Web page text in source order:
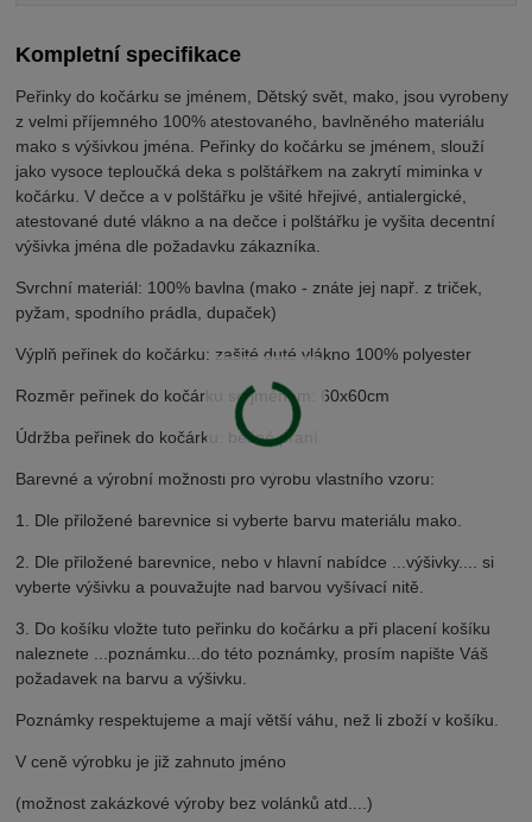
Kompletní specifikace
Peřinky do kočárku se jménem, Dětský svět, mako, jsou vyrobeny
z velmi příjemného 100% atestovaného, bavlněného materiálu
mako s výšivkou jména. Peřinky do kočárku se jménem, slouží
jako vysoce teploučká deka s polštářkem na zakrytí miminka v
kočárku. V dečce a v polštářku je všité hřejivé, antialergické,
atestované duté vlákno a na dečce i polštářku je vyšita decentní
výšivka jména dle požadavku zákazníka.
Svrchní materiál: 100% bavlna (mako - znáte jej např. z triček,
pyžam, spodního prádla, dupaček)
Výplň peřinek do kočárku: zašité duté vlákno 100% polyester
Rozměr peřinek do kočárku se jménem: 60x60cm
Údržba peřinek do kočárku: běžné praní
Barevné a výrobní možnosti pro výrobu vlastního vzoru:
1. Dle přiložené barevnice si vyberte barvu materiálu mako.
2. Dle přiložené barevnice, nebo v hlavní nabídce ...výšivky.... si
vyberte výšivku a pouvažujte nad barvou vyšívací nitě.
3. Do košíku vložte tuto peřinku do kočárku a při placení košíku
naleznete ...poznámku...do této poznámky, prosím napište Váš
požadavek na barvu a výšivku.
Poznámky respektujeme a mají větší váhu, než li zboží v košíku.
V ceně výrobku je již zahnuto jméno
(možnost zakázkové výroby bez volánků atd....)